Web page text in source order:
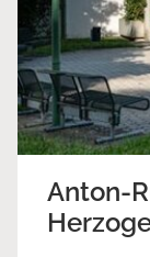
Anton-